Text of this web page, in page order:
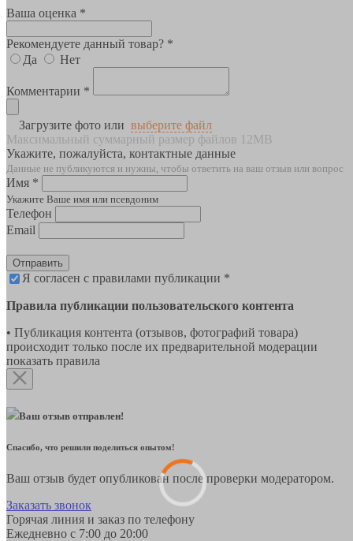
Ваша оценка *
Рекомендуете данный товар? *
Да
Нет
Комментарии *
Загрузите фото или выберите файл
Максимальный суммарный размер файлов 12MB
Укажите, пожалуйста, контактные данные
Данные не публикуются и нужны, чтобы ответить на ваш отзыв или вопрос
Имя *
Укажите Ваше имя или псевдоним
Телефон
Email
Отправить
Я согласен с правилами публикации *
Правила публикации пользовательского контента
• Публикация контента (отзывов, фотографий товара)
происходит только после их предварительной модерации
показать правила
Ваш отзыв отправлен!
Спасибо, что решили поделиться опытом!
Ваш отзыв будет опубликован после проверки модератором.
Заказать звонок
Горячая линия и заказ по телефону
Ежедневно с 7:00 до 20:00